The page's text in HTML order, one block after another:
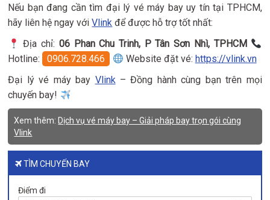
Nếu bạn đang cần tìm đại lý vé máy bay uy tín tại TPHCM,
hãy liên hệ ngay vớiVlink để được hỗ trợ tốt nhất:
Địa chỉ: 06 Phan Chu Trinh, P Tân Sơn Nhì, TPHCM
Hotline:
0906.728.466 Website đặt vé: https://vlink.vn
Đại lý vé máy bay Vlink– Đồng hành cùng bạn trên mọi
chuyến bay!
Xem thêm: Dịch vụ vé máy bay – Giải pháp bay trọn gói cùng
Vlink
TÌM CHUYẾN BAY
Điểm đi